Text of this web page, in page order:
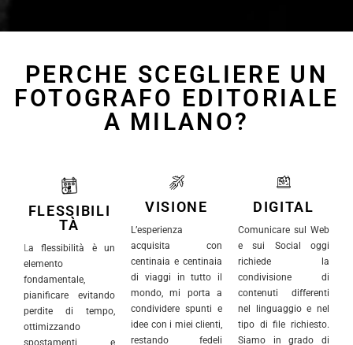
PERCHE SCEGLIERE UN
FOTOGRAFO EDITORIALE
A MILANO?
FLESSIBILI
TÀ
L a flessibilità è un
elemento
fondamentale,
pianificare evitando
perdite di tempo,
ottimizzando
spostamenti e
VISIONE
L’esperienza
acquisita con
centinaia e centinaia
di viaggi in tutto il
mondo, mi porta a
condividere spunti e
idee con i miei clienti,
restando fedeli
DIGITAL
Comunicare sul Web
e sui Social oggi
richiede la
condivisione di
contenuti differenti
nel linguaggio e nel
tipo di file richiesto.
Siamo in grado di